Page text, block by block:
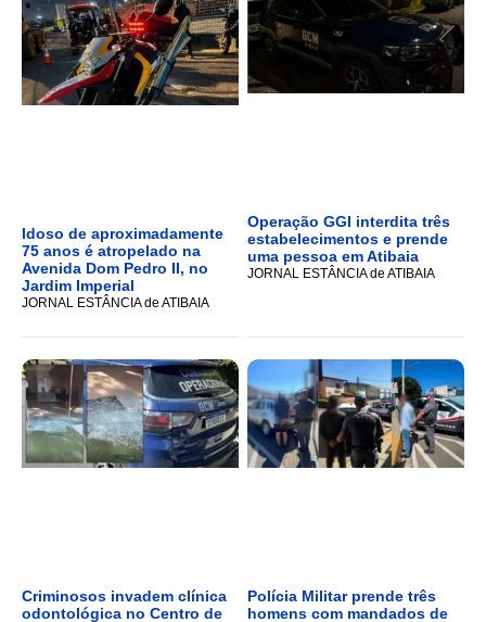
Idoso de aproximadamente
75 anos é atropelado na
Avenida Dom Pedro II, no
Jardim Imperial
JORNAL ESTÂNCIA de ATIBAIA
Operação GGI interdita três
estabelecimentos e prende
uma pessoa em Atibaia
JORNAL ESTÂNCIA de ATIBAIA
Criminosos invadem clínica
odontológica no Centro de
Polícia Militar prende três
homens com mandados de